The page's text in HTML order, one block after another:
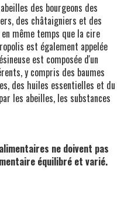
des bourgeons des
des châtaigniers et des
même temps que la cire
est également appelée
est composée d'un
y compris des baumes
des huiles essentielles et du
les abeilles, les substances
ne doivent pas
équilibré et varié.